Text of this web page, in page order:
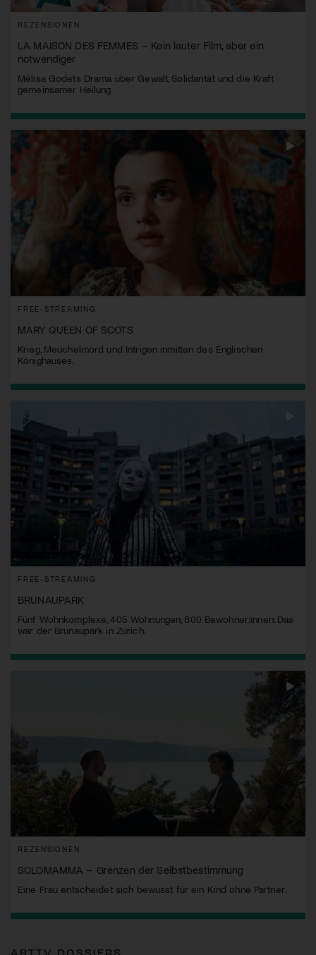
REZENSIONEN
LA MAISON DES FEMMES – Kein lauter Film, aber ein
notwendiger
Mélisa Godets Drama über Gewalt, Solidarität und die Kraft
gemeinsamer Heilung
FREE-STREAMING
MARY QUEEN OF SCOTS
Krieg, Meuchelmord und Intrigen inmitten des Englischen
Könighauses.
FREE-STREAMING
BRUNAUPARK
Fünf Wohnkomplexe, 405 Wohnungen, 800 Bewohner:innen: Das
war der Brunaupark in Zürich.
REZENSIONEN
SOLOMAMMA – Grenzen der Selbstbestimmung
Eine Frau entscheidet sich bewusst für ein Kind ohne Partner.
ARTTV DOSSIERS